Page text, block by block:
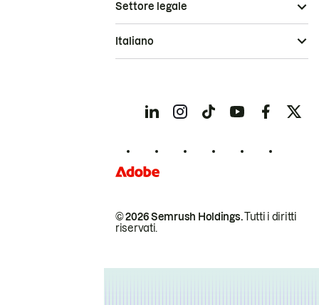
© 2026 Semrush Holdings.Tutti i diritti
riservati.
Settore legale
Italiano